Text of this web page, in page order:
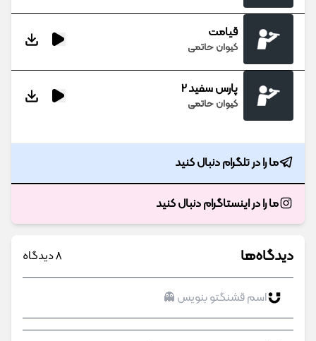
قیامت
کیوان حاتمی
پارس سفید 2
کیوان حاتمی
ما را در تلگرام دنبال کنید
ما را در اینستاگرام دنبال کنید
دیدگاه‌ها 8 دیدگاه